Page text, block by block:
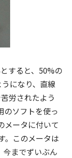
すると、50%の
になり、直線
労されたよう
のソフトを使っ
メータに付いて
。このメータは
今までずいぶん